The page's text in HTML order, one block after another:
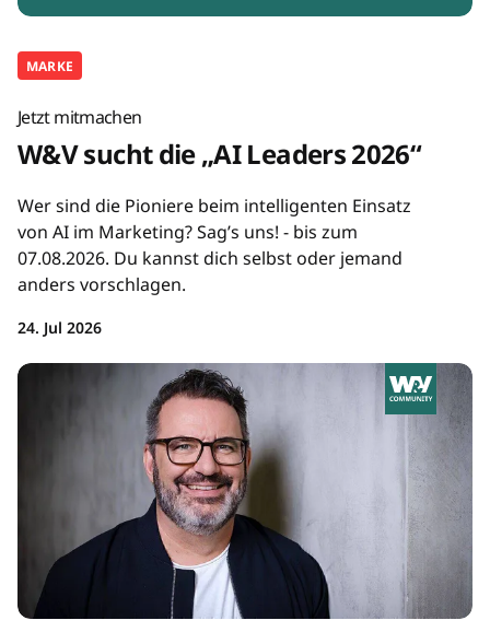
MARKE
Jetzt mitmachen
W&V sucht die „AI Leaders 2026“
Wer sind die Pioniere beim intelligenten Einsatz
von AI im Marketing? Sag’s uns! - bis zum
07.08.2026. Du kannst dich selbst oder jemand
anders vorschlagen.
24. Jul 2026